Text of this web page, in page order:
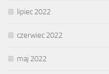
lipiec 2022
czerwiec 2022
maj 2022